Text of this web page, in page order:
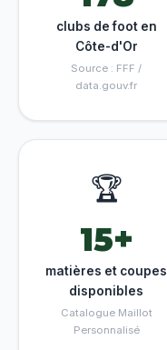
clubs de foot en
Côte-d'Or
Source : FFF /
data.gouv.fr
🏆
15+
matières et coupes
disponibles
Catalogue Maillot
Personnalisé